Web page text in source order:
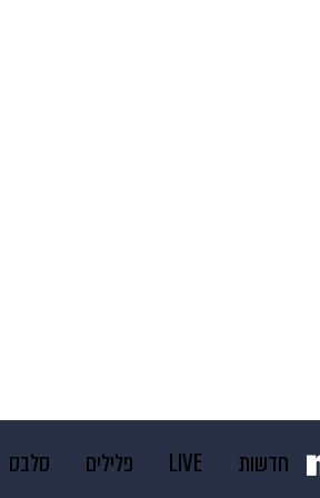
חדשות LIVE פלילים סלבס